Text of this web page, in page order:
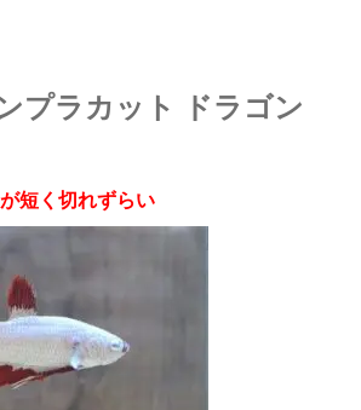
プラカット ドラゴン
短く切れずらい